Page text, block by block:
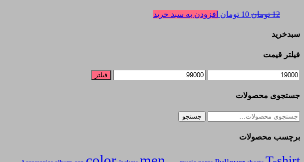
12 تومان قیمت
10 تومان قیمت
افزودن به سبد خرید
سبدخرید
فیلتر قیمت
حداقل
حداکثر
فیلتر
جستجوی محصولات
جستجو
جستجو
برچسب محصولات